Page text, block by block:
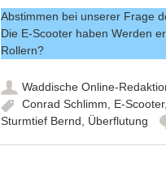
Abstimmen bei unserer Frage
Die E-Scooter haben Werden
Rollern?
Waddische Online-
Conrad Schlimm
E-Scooter,
Sturmtief Bernd
Überflutung